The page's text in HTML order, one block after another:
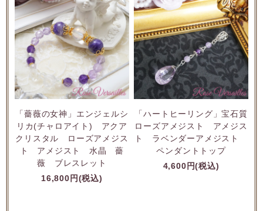
「薔薇の女神」エンジェルシ
リカ(チャロアイト) アクア
クリスタル ローズアメジス
ト アメジスト 水晶 薔
薇 ブレスレット
16,800円(税込)
「ハートヒーリング」宝石質
ローズアメジスト アメジス
ト ラベンダーアメジスト
ペンダントトップ
4,600円(税込)